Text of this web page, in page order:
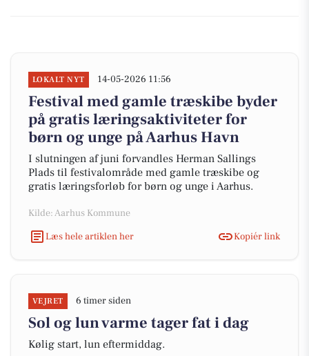
LOKALT NYT 14-05-2026 11:56
Festival med gamle træskibe byder
på gratis læringsaktiviteter for
børn og unge på Aarhus Havn
I slutningen af juni forvandles Herman Sallings
Plads til festivalområde med gamle træskibe og
gratis læringsforløb for børn og unge i Aarhus.
Kilde: Aarhus Kommune
Læs hele artiklen her
Kopiér link
VEJRET 6 timer siden
Sol og lun varme tager fat i dag
Kølig start, lun eftermiddag.